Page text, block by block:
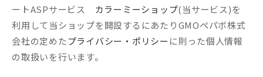
ートASPサービス カラーミーショップ(当サービス)を
利用して当ショップを開設するにあたりGMOペパボ株式
会社の定めたプライバシー・ポリシー に則った個人情報
の取扱いを行います。